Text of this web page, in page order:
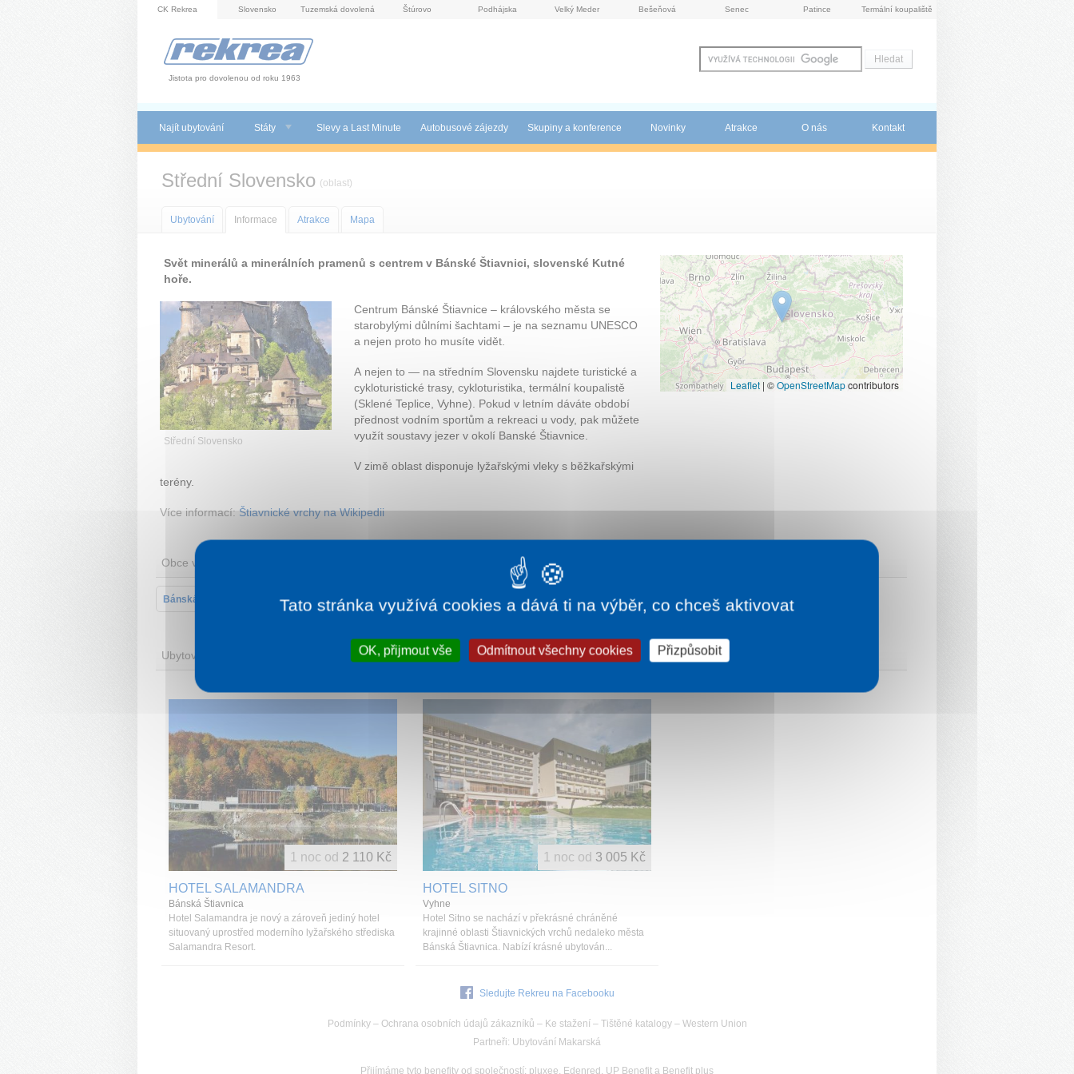
CK Rekrea Slovensko Tuzemská dovolená Štúrovo Podhájska Velký Meder Bešeňová Senec Patince Termální koupaliště
Jistota pro dovolenou od roku 1963
Najít ubytování Státy Slevy a Last Minute Autobusové zájezdy Skupiny a konference Novinky Atrakce O nás Kontakt
Střední Slovensko (oblast)
Ubytování Informace Atrakce Mapa
Svět minerálů a minerálních pramenů s centrem v Bánské Štiavnici, slovenské Kutné
hoře.
Střední Slovensko
Centrum Bánské Štiavnice – královského města se
starobylými důlními šachtami – je na seznamu UNESCO
a nejen proto ho musíte vidět.
A nejen to — na středním Slovensku najdete turistické a
cykloturistické trasy, cykloturistika, termální koupalistě
(Sklené Teplice, Vyhne). Pokud v letním dáváte období
přednost vodním sportům a rekreaci u vody, pak můžete
využít soustavy jezer v okolí Banské Štiavnice.
V zimě oblast disponuje lyžařskými vleky s běžkařskými
terény.
Více informací: Štiavnické vrchy na Wikipedii
Leaflet | ©OpenStreetMapcontributors
Obce v oblasti
Bánská Štiavnica Vyhne
Ubytování
HOTEL SALAMANDRA
Bánská Štiavnica
Hotel Salamandra je nový a zároveň jediný hotel
situovaný uprostřed moderního lyžařského střediska
Salamandra Resort.
1 noc od 2 110 Kč
HOTEL SITNO
Vyhne
Hotel Sitno se nachází v překrásné chráněné
krajinné oblasti Štiavnických vrchů nedaleko města
Bánská Štiavnica. Nabízí krásné ubytován...
1 noc od 3 005 Kč
Sledujte Rekreu na Facebooku
Podmínky– Ochrana osobních údajů zákazníků – Ke stažení – Tištěné katalogy– Western Union
Partneři: Ubytování Makarská
Přijímáme tyto benefity od společností: pluxee, Edenred, UP Benefit a Benefit plus
Tato stránka využívá cookies a dává ti na výběr, co chceš aktivovat
OK, přijmout vše Odmítnout všechny cookies Přizpůsobit